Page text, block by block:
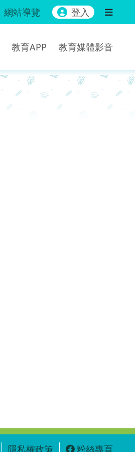
網站導覽 登入
教育APP 教育媒體影音
隱私權政策 粉絲專頁